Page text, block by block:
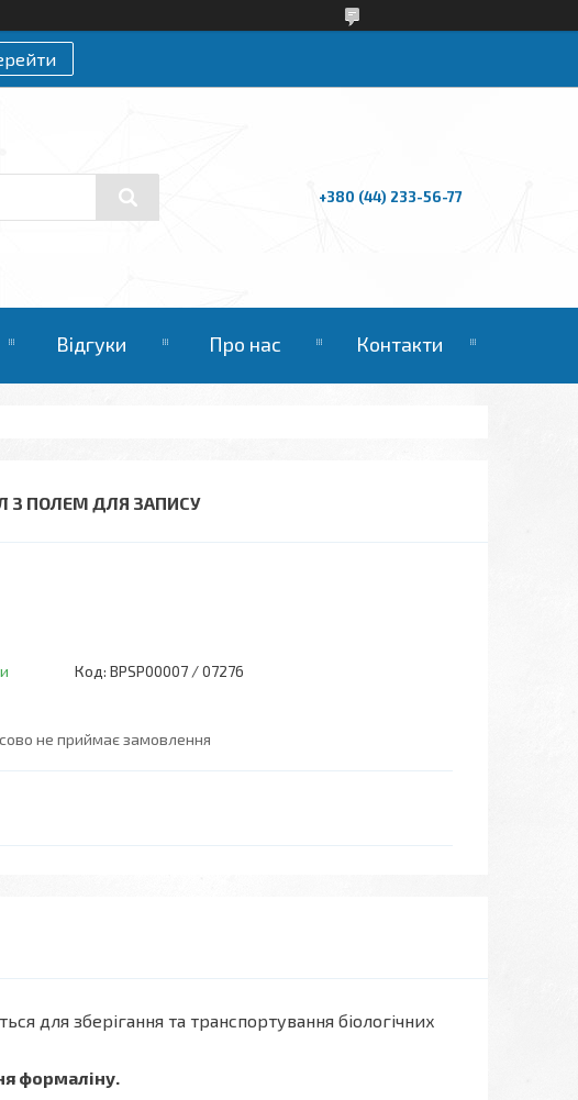
+380 (44) 233-56-77
Відгуки Про нас Контакти
З ПОЛЕМ ДЛЯ ЗАПИСУ
Код: BPSP00007 / 07276
не приймає замовлення
для зберігання та транспортування біологічних
формаліну.